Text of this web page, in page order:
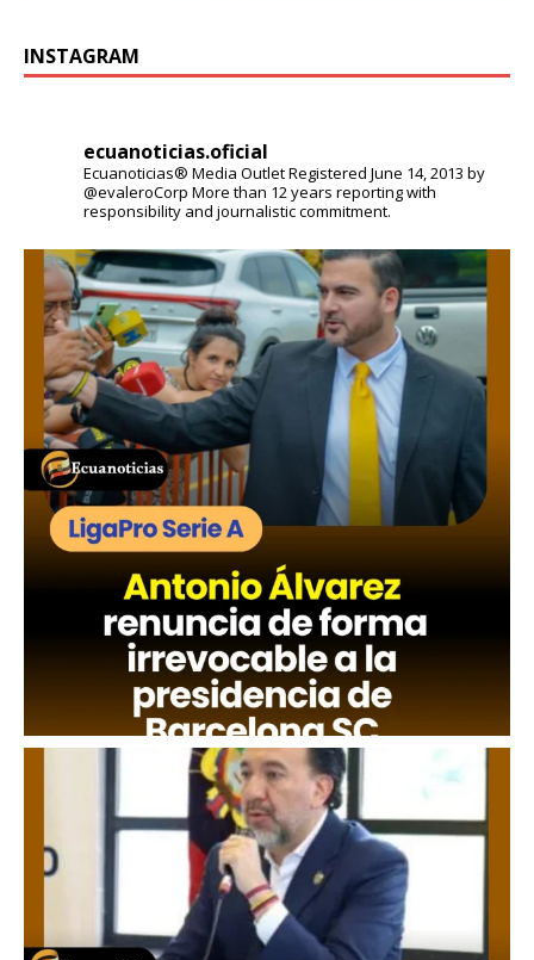
INSTAGRAM
ecuanoticias.oficial
Ecuanoticias® Media OutletRegistered June 14, 2013 by
@evaleroCorp More than 12 years reporting with
responsibility and journalistic commitment.